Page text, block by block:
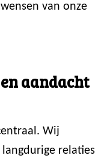
van onze
aandacht
Wij
relaties